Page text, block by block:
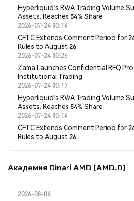
Hyperliquid's RWA Trading Volume
Assets, Reaches 54% Share
2026-07-24 00:14
CFTC Extends Comment Period for
Rules to August 26
2026-07-24 00:26
Zama Launches Confidential RFQ
Institutional Trading
2026-07-24 00:17
Hyperliquid's RWA Trading Volume
Assets, Reaches 54% Share
2026-07-24 00:14
CFTC Extends Comment Period for
Rules to August 26
Академия Dinari AMD (AMD.D)
2026-08-06